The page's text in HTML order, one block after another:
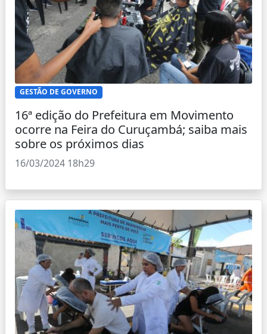
GESTÃO DE GOVERNO
16ª edição do Prefeitura em Movimento
ocorre na Feira do Curuçambá; saiba mais
sobre os próximos dias
16/03/2024 18h29